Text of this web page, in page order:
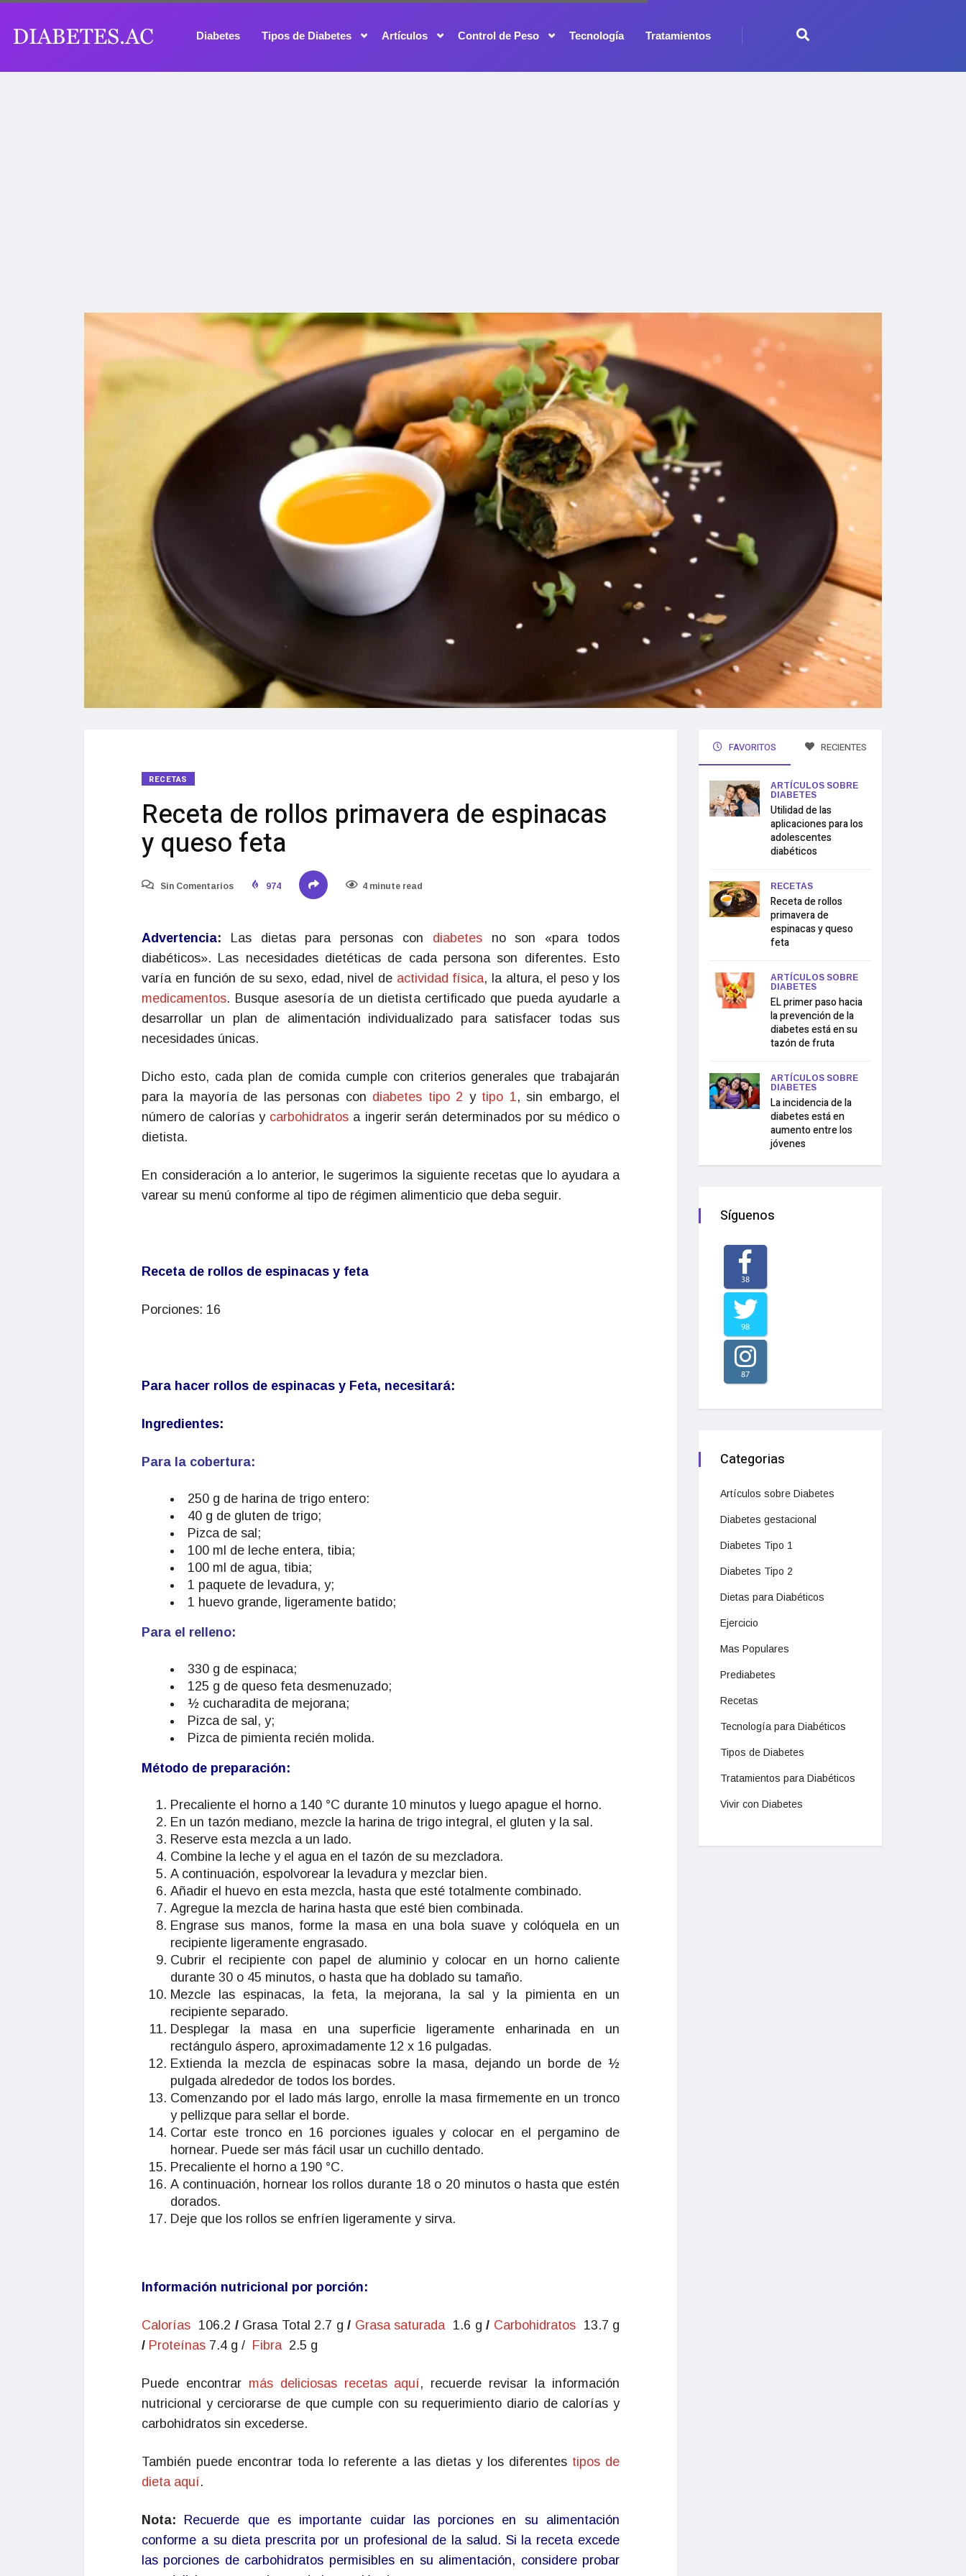
Diabetes Tipos de Diabetes Artículos Control de Peso Tecnología Tratamientos
RECETAS
Receta de rollos primavera de espinacas
y queso feta
Sin Comentarios 974 4 minute read
Advertencia: Las dietas para personas con diabetes no son «para todos
diabéticos». Las necesidades dietéticas de cada persona son diferentes. Esto
varía en función de su sexo, edad, nivel de actividad física, la altura, el peso y los
medicamentos. Busque asesoría de un dietista certificado que pueda ayudarle a
desarrollar un plan de alimentación individualizado para satisfacer todas sus
necesidades únicas.
Dicho esto, cada plan de comida cumple con criterios generales que trabajarán
para la mayoría de las personas con diabetes tipo 2 y tipo 1, sin embargo, el
número de calorías y carbohidratos a ingerir serán determinados por su médico o
dietista.
En consideración a lo anterior, le sugerimos la siguiente recetas que lo ayudara a
varear su menú conforme al tipo de régimen alimenticio que deba seguir.
Receta de rollos de espinacas y feta
Porciones: 16
Para hacer rollos de espinacas y Feta, necesitará:
Ingredientes:
Para la cobertura:
250 g de harina de trigo entero:
40 g de gluten de trigo;
Pizca de sal;
100 ml de leche entera, tibia;
100 ml de agua, tibia;
1 paquete de levadura, y;
1 huevo grande, ligeramente batido;
Para el relleno:
330 g de espinaca;
125 g de queso feta desmenuzado;
½ cucharadita de mejorana;
Pizca de sal, y;
Pizca de pimienta recién molida.
Método de preparación:
Precaliente el horno a 140 °C durante 10 minutos y luego apague el horno.
En un tazón mediano, mezcle la harina de trigo integral, el gluten y la sal.
Reserve esta mezcla a un lado.
Combine la leche y el agua en el tazón de su mezcladora.
A continuación, espolvorear la levadura y mezclar bien.
Añadir el huevo en esta mezcla, hasta que esté totalmente combinado.
Agregue la mezcla de harina hasta que esté bien combinada.
Engrase sus manos, forme la masa en una bola suave y colóquela en un
recipiente ligeramente engrasado.
Cubrir el recipiente con papel de aluminio y colocar en un horno caliente
durante 30 o 45 minutos, o hasta que ha doblado su tamaño.
Mezcle las espinacas, la feta, la mejorana, la sal y la pimienta en un
recipiente separado.
Desplegar la masa en una superficie ligeramente enharinada en un
rectángulo áspero, aproximadamente 12 x 16 pulgadas.
Extienda la mezcla de espinacas sobre la masa, dejando un borde de ½
pulgada alrededor de todos los bordes.
Comenzando por el lado más largo, enrolle la masa firmemente en un tronco
y pellizque para sellar el borde.
Cortar este tronco en 16 porciones iguales y colocar en el pergamino de
hornear. Puede ser más fácil usar un cuchillo dentado.
Precaliente el horno a 190 °C.
A continuación, hornear los rollos durante 18 o 20 minutos o hasta que estén
dorados.
Deje que los rollos se enfríen ligeramente y sirva.
Información nutricional por porción:
Calorías 106.2 / Grasa Total 2.7 g / Grasa saturada 1.6 g / Carbohidratos 13.7 g
/ Proteínas 7.4 g / Fibra 2.5 g
Puede encontrar más deliciosas recetas aquí, recuerde revisar la información
nutricional y cerciorarse de que cumple con su requerimiento diario de calorías y
carbohidratos sin excederse.
También puede encontrar toda lo referente a las dietas y los diferentes tipos de
dieta aquí.
Nota:
Recuerde que es importante cuidar las porciones en su alimentación
conforme a su dieta prescrita por un profesional de la salud. Si la receta excede
las porciones de carbohidratos permisibles en su alimentación, considere probar
FAVORITOS RECIENTES
ARTÍCULOS SOBRE
DIABETES
Utilidad de las
aplicaciones para los
adolescentes
diabéticos
RECETAS
Receta de rollos
primavera de
espinacas y queso
feta
ARTÍCULOS SOBRE
DIABETES
EL primer paso hacia
la prevención de la
diabetes está en su
tazón de fruta
ARTÍCULOS SOBRE
DIABETES
La incidencia de la
diabetes está en
aumento entre los
jóvenes
Síguenos
38
98
87
Categorias
Artículos sobre Diabetes
Diabetes gestacional
Diabetes Tipo 1
Diabetes Tipo 2
Dietas para Diabéticos
Ejercicio
Mas Populares
Prediabetes
Recetas
Tecnología para Diabéticos
Tipos de Diabetes
Tratamientos para Diabéticos
Vivir con Diabetes